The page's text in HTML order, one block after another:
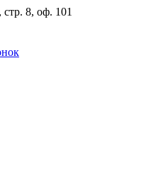
8, оф. 101